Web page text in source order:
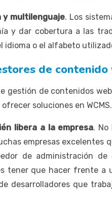
y multilenguaje. Los
y dar cobertura a las
idioma o el alfabeto
de contenido
gestión de contenidos
soluciones en WCMS.
libera a la empresa.
empresas excelentes
de administración
tener que hacer frente a
desarrolladores que